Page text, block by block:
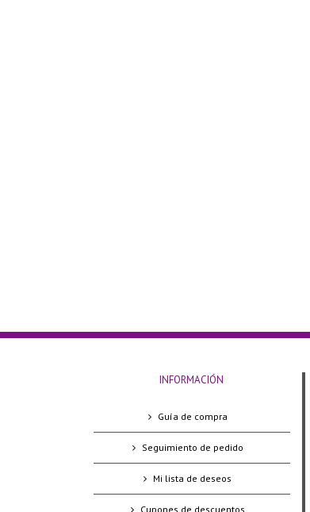
INFORMACIÓN
Guía de compra
Seguimiento de pedido
Mi lista de deseos
Cupones de descuentos